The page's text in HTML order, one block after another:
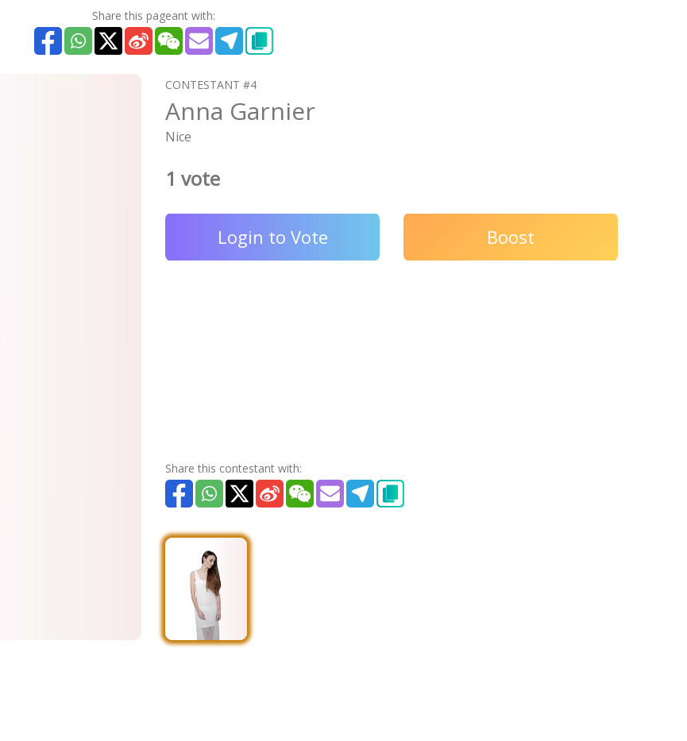
Share this pageant with:
CONTESTANT #4
Anna Garnier
Nice
1 vote
Login to Vote Boost
Share this contestant with: